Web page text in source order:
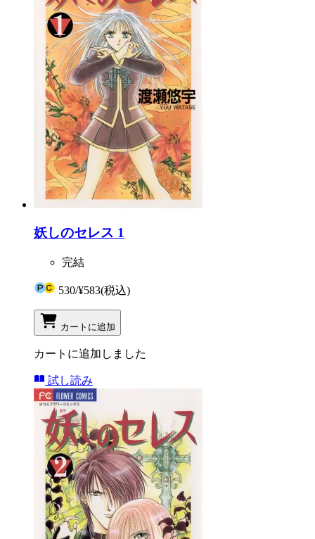
妖しのセレス 1
完結
530/¥583(税込)
カートに追加
カートに追加しました
試し読み